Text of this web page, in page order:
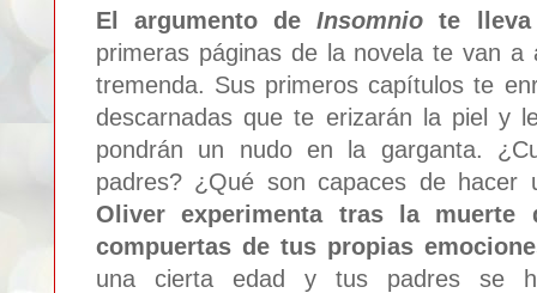
El argumento deInsomnio te
primeras páginas de la novela te van
tremenda. Sus primeros capítulos te
descarnadas que te erizarán la piel y
pondrán un nudo en la garganta.
padres? ¿Qué son capaces de
Oliver experimenta tras la
compuertas de tus propias
una cierta edad y tus padres se